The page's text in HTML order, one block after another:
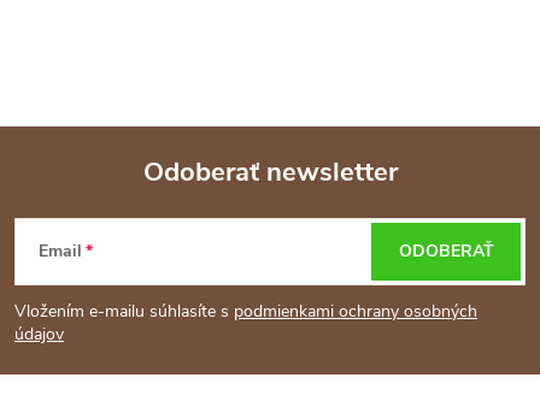
Z
á
p
Odoberať newsletter
Email
Vložením e-mailu súhlasíte s podmienkami ochrany osobných
údajov
ODOBERAŤ